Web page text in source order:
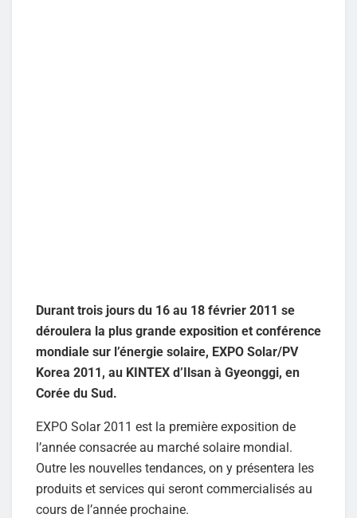
Durant trois jours du 16 au 18 février 2011 se
déroulera la plus grande exposition et conférence
mondiale sur l’énergie solaire, EXPO Solar/PV
Korea 2011, au KINTEX d’Ilsan à Gyeonggi, en
Corée du Sud.
EXPO Solar 2011 est la première exposition de
l’année consacrée au marché solaire mondial.
Outre les nouvelles tendances, on y présentera les
produits et services qui seront commercialisés au
cours de l’année prochaine.